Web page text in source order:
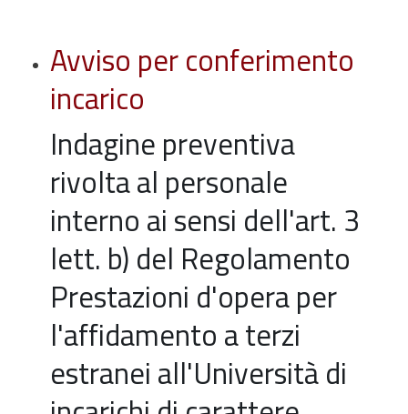
Avviso per conferimento
incarico
Indagine preventiva
rivolta al personale
interno ai sensi dell'art. 3
lett. b) del Regolamento
Prestazioni d'opera per
l'affidamento a terzi
estranei all'Università di